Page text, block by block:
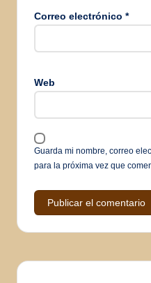
Correo electrónico *
Web
Guarda mi nombre, correo
para la próxima vez que